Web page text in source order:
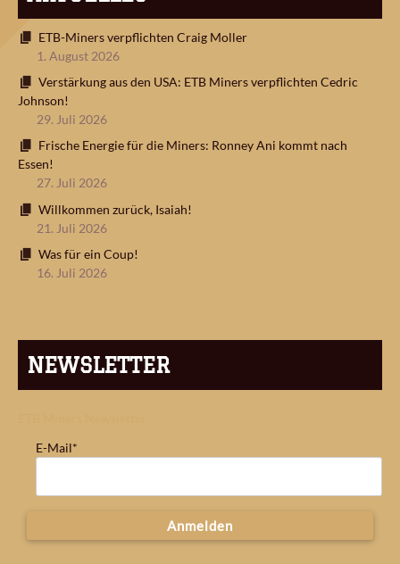
ETB-Miners verpflichten Craig Moller
1. August 2026
Verstärkung aus den USA: ETB Miners verpflichten Cedric
Johnson!
29. Juli 2026
Frische Energie für die Miners: Ronney Ani kommt nach
Essen!
27. Juli 2026
Willkommen zurück, Isaiah!
21. Juli 2026
Was für ein Coup!
16. Juli 2026
NEWSLETTER
E-Mail*
Anmelden